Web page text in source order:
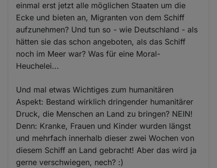
einmal erst jetzt alle möglichen Staaten um die
Ecke und bieten an, Migranten von dem Schiff
aufzunehmen? Und tun so - wie Deutschland - als
hätten sie das schon angeboten, als das Schiff
noch im Meer war? Was für eine Moral-
Heuchelei...
Und mal etwas Wichtiges zum humanitären
Aspekt: Bestand wirklich dringender humanitärer
Druck, die Menschen an Land zu bringen? NEIN!
Denn: Kranke, Frauen und Kinder wurden längst
und mehrfach innerhalb dieser zwei Wochen von
diesem Schiff an Land gebracht! Aber das wird ja
gerne verschwiegen, nech? :)